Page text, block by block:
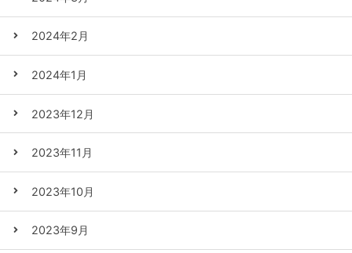
2024年2月
2024年1月
2023年12月
2023年11月
2023年10月
2023年9月